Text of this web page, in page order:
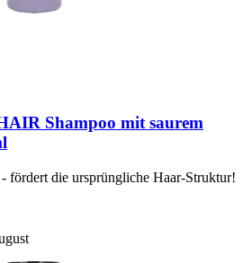
Shampoo mit saurem
fördert die ursprüngliche Haar-​Struktur!